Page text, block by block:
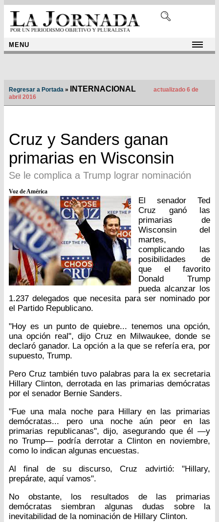
MENU
Regresar a Portada » INTERNACIONAL
actualizado 6 de
abril 2016
Cruz y Sanders ganan
primarias en Wisconsin
Se le complica a Trump lograr nominación
Voz de América
El senador Ted
Cruz ganó las
primarias de
Wisconsin del
martes,
complicando las
posibilidades de
que el favorito
Donald Trump
pueda alcanzar los
1.237 delegados que necesita para ser nominado por
el Partido Republicano.
"Hoy es un punto de quiebre... tenemos una opción,
una opción real", dijo Cruz en Milwaukee, donde se
declaró ganador. La opción a la que se refería era, por
supuesto, Trump.
Pero Cruz también tuvo palabras para la ex secretaria
Hillary Clinton, derrotada en las primarias demócratas
por el senador Bernie Sanders.
"Fue una mala noche para Hillary en las primarias
demócratas... pero una noche aún peor en las
primarias republicanas", dijo, asegurando que él —y
no Trump— podría derrotar a Clinton en noviembre,
como lo indican algunas encuestas.
Al final de su discurso, Cruz advirtió: "Hillary,
prepárate, aquí vamos".
No obstante, los resultados de las primarias
demócratas siembran algunas dudas sobre la
inevitabilidad de la nominación de Hillary Clinton.